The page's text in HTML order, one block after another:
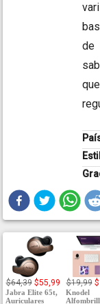
de
$64,39 $55,99
Jabra Elite 65t,
Auriculares
$19,99
Knodel